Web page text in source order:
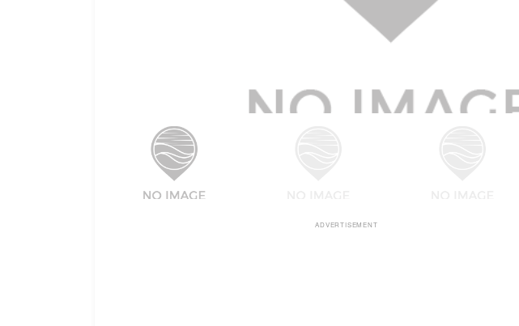
ADVERTISEMENT